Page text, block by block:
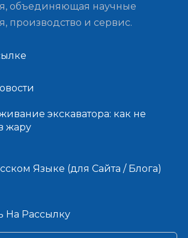
объединяющая научные
производство и сервис.
экскаватора: как не
жару
Языке (для Сайта / Блога)
На Рассылку​​​​​​​